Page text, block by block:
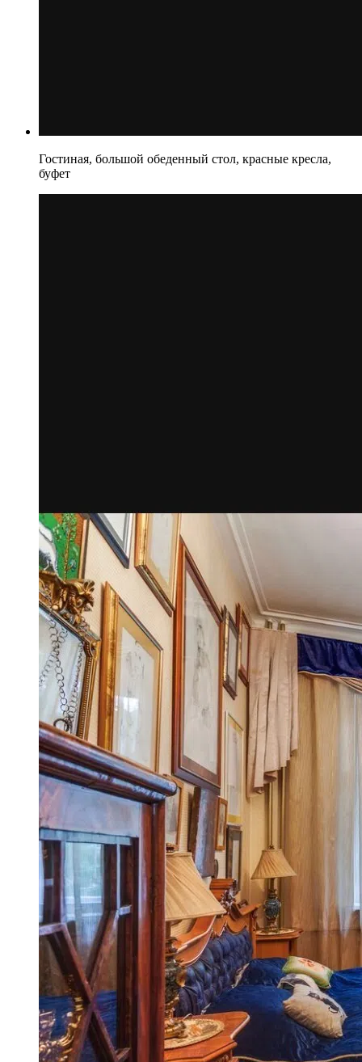
Гостиная, большой обеденный стол, красные кресла,
буфет